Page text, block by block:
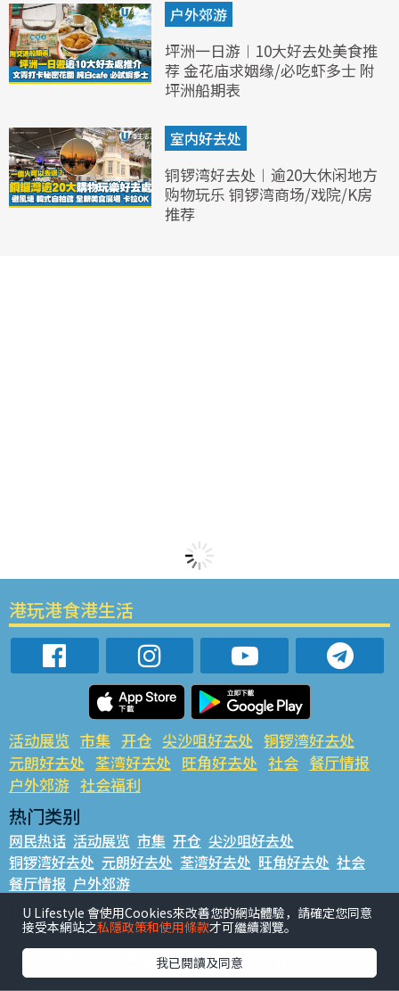
户外郊游
坪洲一日游︱10大好去处美食推
荐 金花庙求姻缘/必吃虾多士 附
坪洲船期表
室内好去处
铜锣湾好去处︱逾20大休闲地方
购物玩乐 铜锣湾商场/戏院/K房
推荐
港玩港食港生活
活动展览 市集 开仓 尖沙咀好去处 铜锣湾好去处
元朗好去处 荃湾好去处 旺角好去处 社会 餐厅情报
户外郊游 社会福利
热门类别
网民热话 活动展览 市集 开仓 尖沙咀好去处
铜锣湾好去处 元朗好去处 荃湾好去处 旺角好去处 社会
餐厅情报 户外郊游
热门标签
#UGO揾好去处 #人气活动推介 #美食社群热话
#ULifestyle应用程式
#UJetso礼物放送 #ULifestyle商户中心 #著数 #网络热话
U Lifestyle 會使用Cookies來改善您的網站體驗，請確定您同意
接受本網站之私隱政策和使用條款才可繼續瀏覽。
我已閱讀及同意